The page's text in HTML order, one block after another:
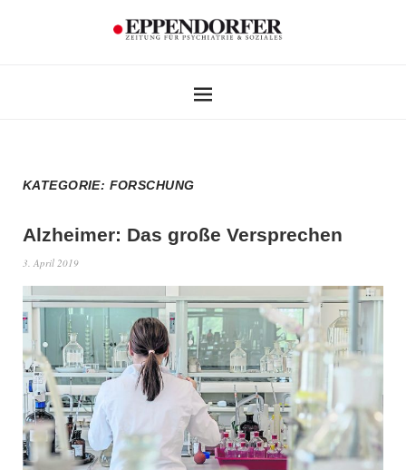
KATEGORIE: FORSCHUNG
Alzheimer: Das große Versprechen
3. April 2019